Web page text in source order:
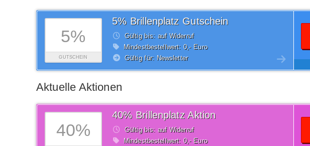
5%
GUTSCHEIN
5% Brillenplatz Gutschein
Gültig bis: auf Widerruf
Mindestbestellwert: 0,- Euro
Gültig für: Newsletter
Aktuelle Aktionen
40%
40% Brillenplatz Aktion
Gültig bis: auf Widerruf
Mindestbestellwert: 0,- Euro